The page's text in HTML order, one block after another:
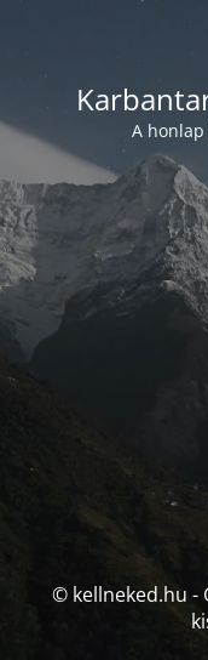
A
© kellneked.hu -